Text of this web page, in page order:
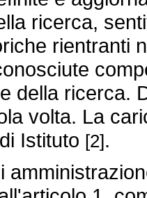
ricerca,
rientranti
della ricerca.
volta. La
Istituto [2].